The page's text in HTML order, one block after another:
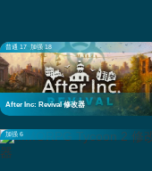
普通 17 加强 18
After Inc: Revival 修改器
加强 6